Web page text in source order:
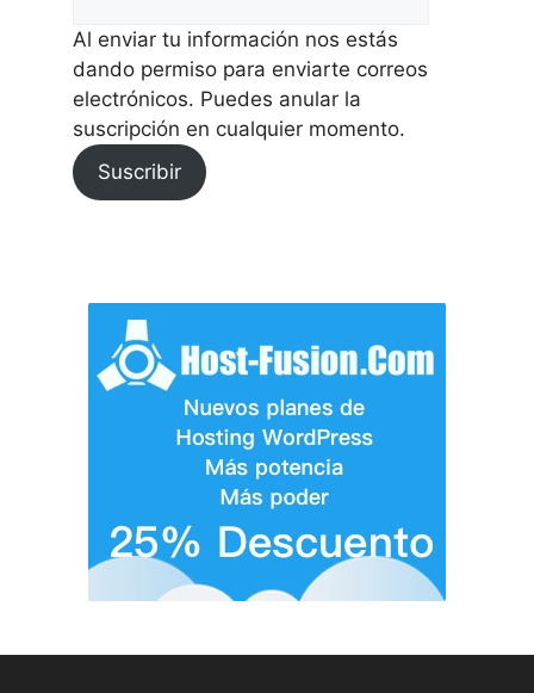
Al enviar tu información nos estás
dando permiso para enviarte correos
electrónicos. Puedes anular la
suscripción en cualquier momento.
Suscribir